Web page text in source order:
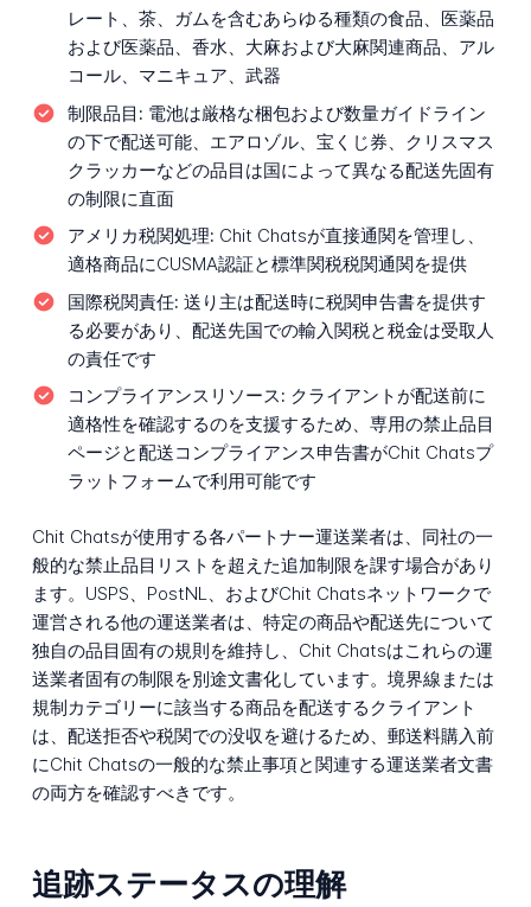
レート、茶、ガムを含むあらゆる種類の食品、医薬品
および医薬品、香水、大麻および大麻関連商品、アル
コール、マニキュア、武器
制限品目: 電池は厳格な梱包および数量ガイドライン
の下で配送可能、エアロゾル、宝くじ券、クリスマス
クラッカーなどの品目は国によって異なる配送先固有
の制限に直面
アメリカ税関処理: Chit Chatsが直接通関を管理し、
適格商品にCUSMA認証と標準関税税関通関を提供
国際税関責任: 送り主は配送時に税関申告書を提供す
る必要があり、配送先国での輸入関税と税金は受取人
の責任です
コンプライアンスリソース: クライアントが配送前に
適格性を確認するのを支援するため、専用の禁止品目
ページと配送コンプライアンス申告書がChit Chatsプ
ラットフォームで利用可能です
Chit Chatsが使用する各パートナー運送業者は、同社の一
般的な禁止品目リストを超えた追加制限を課す場合があり
ます。USPS、PostNL、およびChit Chatsネットワークで
運営される他の運送業者は、特定の商品や配送先について
独自の品目固有の規則を維持し、Chit Chatsはこれらの運
送業者固有の制限を別途文書化しています。境界線または
規制カテゴリーに該当する商品を配送するクライアント
は、配送拒否や税関での没収を避けるため、郵送料購入前
にChit Chatsの一般的な禁止事項と関連する運送業者文書
の両方を確認すべきです。
追跡ステータスの理解